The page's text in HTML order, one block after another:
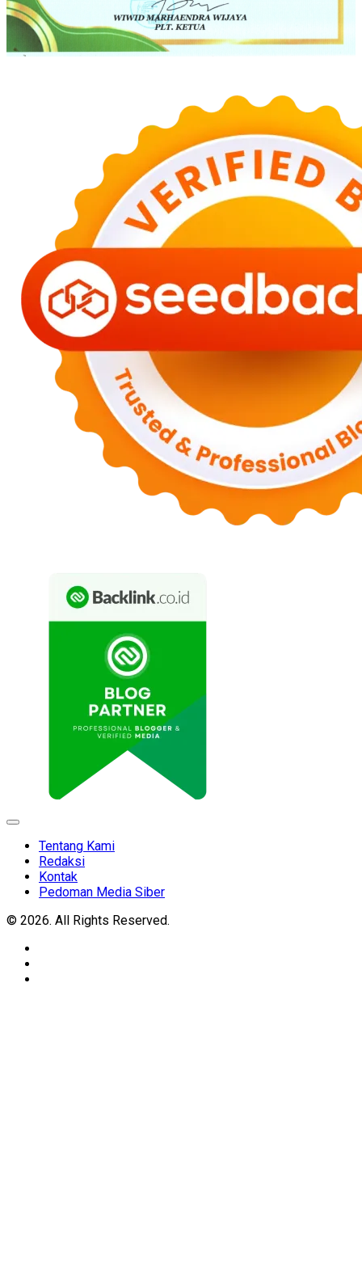
Expand
Tentang Kami
Redaksi
Kontak
Pedoman Media Siber
© 2026. All Rights Reserved.